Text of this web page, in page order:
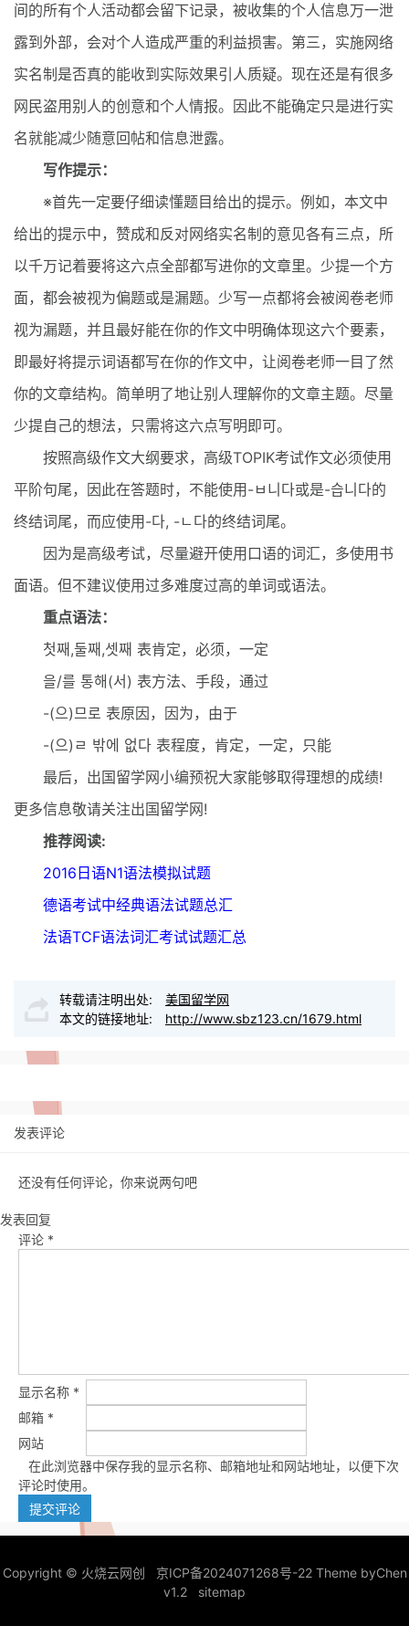
间的所有个人活动都会留下记录，被收集的个人信息万一泄
露到外部，会对个人造成严重的利益损害。第三，实施网络
实名制是否真的能收到实际效果引人质疑。现在还是有很多
网民盗用别人的创意和个人情报。因此不能确定只是进行实
名就能减少随意回帖和信息泄露。
写作提示：
※首先一定要仔细读懂题目给出的提示。例如，本文中
给出的提示中，赞成和反对网络实名制的意见各有三点，所
以千万记着要将这六点全部都写进你的文章里。少提一个方
面，都会被视为偏题或是漏题。少写一点都将会被阅卷老师
视为漏题，并且最好能在你的作文中明确体现这六个要素，
即最好将提示词语都写在你的作文中，让阅卷老师一目了然
你的文章结构。简单明了地让别人理解你的文章主题。尽量
少提自己的想法，只需将这六点写明即可。
按照高级作文大纲要求，高级TOPIK考试作文必须使用
平阶句尾，因此在答题时，不能使用-ㅂ니다或是-습니다的
终结词尾，而应使用-다, -ㄴ다的终结词尾。
因为是高级考试，尽量避开使用口语的词汇，多使用书
面语。但不建议使用过多难度过高的单词或语法。
重点语法：
첫째,둘째,셋째 表肯定，必须，一定
을/를 통해(서) 表方法、手段，通过
-(으)므로 表原因，因为，由于
-(으)ㄹ 밖에 없다 表程度，肯定，一定，只能
最后，出国留学网小编预祝大家能够取得理想的成绩!
更多信息敬请关注出国留学网!
推荐阅读:
2016日语N1语法模拟试题
德语考试中经典语法试题总汇
法语TCF语法词汇考试试题汇总
转载请注明出处:
美国留学网
本文的链接地址:
http://www.sbz123.cn/1679.html
发表评论
还没有任何评论，你来说两句吧
发表回复
评论 *
显示名称 *
邮箱 *
网站
在此浏览器中保存我的显示名称、邮箱地址和网站地址，以便下次
评论时使用。
Copyright © 火烧云网创 京ICP备2024071268号-22Theme byChen
v1.2
sitemap